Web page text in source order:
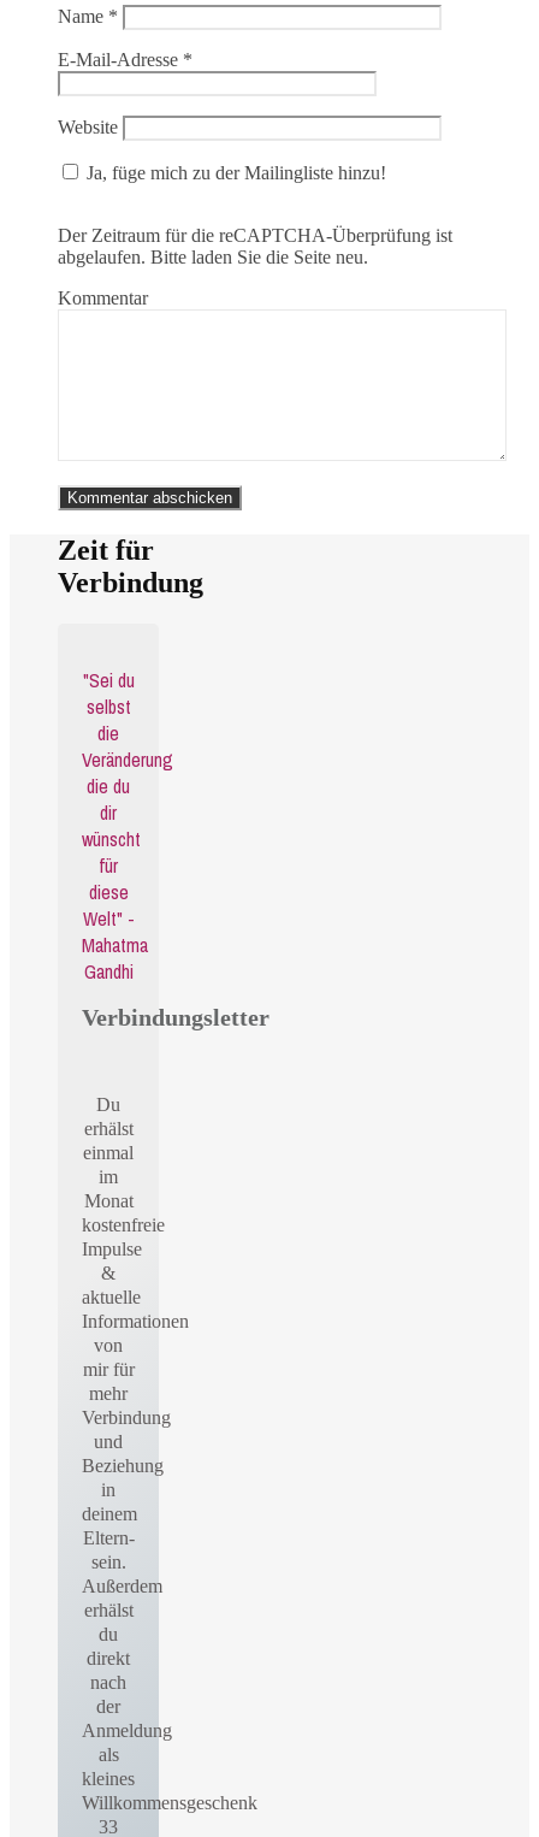
Name *
E-Mail-Adresse *
Website
Ja, füge mich zu der Mailingliste hinzu!
Der Zeitraum für die reCAPTCHA-Überprüfung ist
abgelaufen. Bitte laden Sie die Seite neu.
Kommentar
Zeit für
Verbindung
"Sei du
selbst
die
Veränderung
die du
dir
wünscht
für
diese
Welt" -
Mahatma
Gandhi
Verbindungsletter
Du
erhälst
einmal
im
Monat
kostenfreie
Impulse
&
aktuelle
Informationen
von
mir für
mehr
Verbindung
und
Beziehung
in
deinem
Eltern-
sein.
Außerdem
erhälst
du
direkt
nach
der
Anmeldung
als
kleines
Willkommensgeschenk
33